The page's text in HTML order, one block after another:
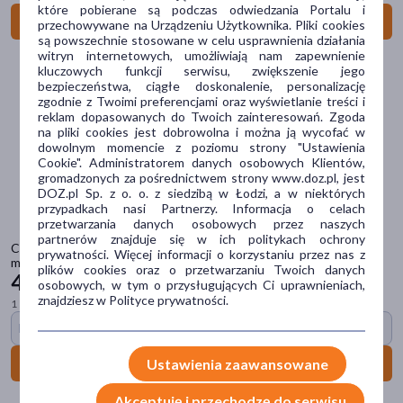
Do koszyka
Canpol Babies Hands-Free, podwójny laktator bezprzewodowy,
muszlowy, 2 szt.
43999 zł
1 szt. = 220,00 zł
Darmowa dostawa
Do koszyka
niedobór minerałów(3)
ból
(2)
pokaż więcej
Główne składniki
melisa(8)
cholina(7)
kwas foliowy(6)
beta-glukan(6)
jęczmień(4)
pokaż więcej
brodawki
(31)
które pobierane są podczas odwiedzania Portalu i
przechowywane na Urządzeniu Użytkownika. Pliki cookies
są powszechnie stosowane w celu usprawnienia działania
witryn internetowych, umożliwiają nam zapewnienie
kluczowych funkcji serwisu, zwiększenie jego
bezpieczeństwa, ciągłe doskonalenie, personalizację
zgodnie z Twoimi preferencjami oraz wyświetlanie treści i
reklam dopasowanych do Twoich zainteresowań. Zgoda
na pliki cookies jest dobrowolna i można ją wycofać w
dowolnym momencie z poziomu strony "Ustawienia
Cookie". Administratorem danych osobowych Klientów,
gromadzonych za pośrednictwem strony www.doz.pl, jest
DOZ.pl Sp. z o. o. z siedzibą w Łodzi, a w niektórych
przypadkach nasi Partnerzy. Informacja o celach
przetwarzania danych osobowych przez naszych
partnerów znajduje się w ich politykach ochrony
prywatności. Więcej informacji o korzystaniu przez nas z
plików cookies oraz o przetwarzaniu Twoich danych
osobowych, w tym o przysługujących Ci uprawnieniach,
znajdziesz w Polityce prywatności.
Ustawienia zaawansowane